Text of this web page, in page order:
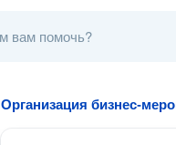
Организация бизнес-